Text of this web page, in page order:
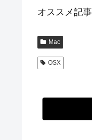
オススメ記事
Mac
OSX